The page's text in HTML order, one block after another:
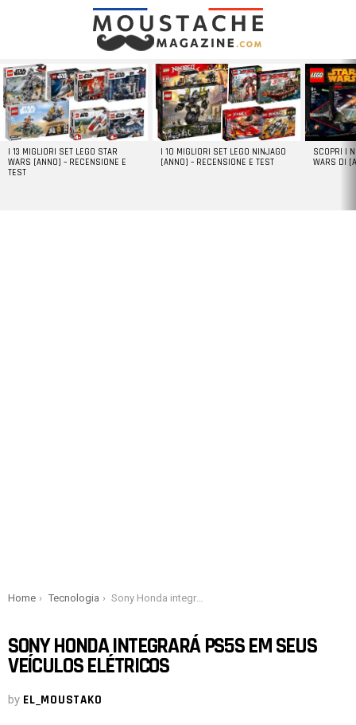
LATEST
STORIES
I 13 MIGLIORI SET LEGO STAR
WARS [ANNO] – RECENSIONE E
TEST
I 10 MIGLIORI SET LEGO NINJAGO
[ANNO] – RECENSIONE E TEST
SCOPRI I
WARS DI
You are here:
Home Tecnologia Sony Honda integrará PS5s em seus veículos elétricos
SONY HONDA INTEGRARÁ PS5S EM SEUS
VEÍCULOS ELÉTRICOS
by EL_MOUSTAKO